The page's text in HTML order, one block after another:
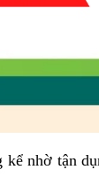
nhờ tận